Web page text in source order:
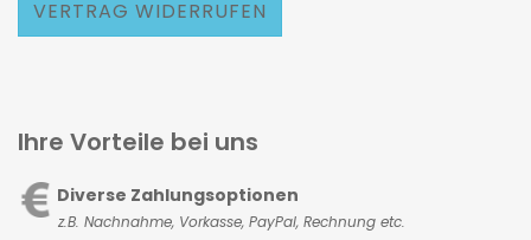
VERTRAG WIDERRUFEN
Ihre Vorteile bei uns
Diverse Zahlungsoptionen
z.B. Nachnahme, Vorkasse, PayPal, Rechnung etc.